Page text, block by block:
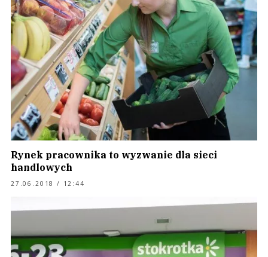
Rynek pracownika to wyzwanie dla sieci
handlowych
27.06.2018 / 12:44